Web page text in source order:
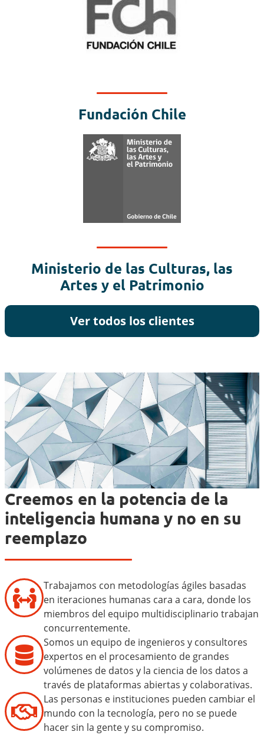
Fundación Chile
Ministerio de las Culturas, las
Artes y el Patrimonio
Ver todos los clientes
Creemos en la potencia de la
inteligencia humana y no en su
reemplazo
Trabajamos con metodologías ágiles basadas
en iteraciones humanas cara a cara, donde los
miembros del equipo multidisciplinario trabajan
concurrentemente.
Somos un equipo de ingenieros y consultores
expertos en el procesamiento de grandes
volúmenes de datos y la ciencia de los datos a
través de plataformas abiertas y colaborativas.
Las personas e instituciones pueden cambiar el
mundo con la tecnología, pero no se puede
hacer sin la gente y su compromiso.